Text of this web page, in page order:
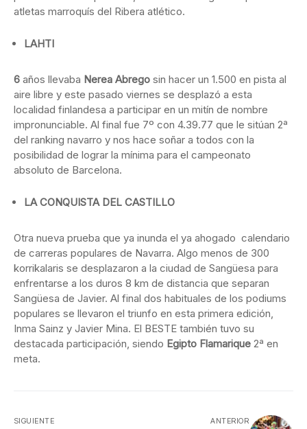
atletas marroquís del Ribera atlético.
LAHTI
6 años llevaba Nerea Abrego sin hacer un 1.500 en pista al
aire libre y este pasado viernes se desplazó a esta
localidad finlandesa a participar en un mitín de nombre
impronunciable. Al final fue 7º con 4.39.77 que le sitúan 2ª
del ranking navarro y nos hace soñar a todos con la
posibilidad de lograr la mínima para el campeonato
absoluto de Barcelona.
LA CONQUISTA DEL CASTILLO
Otra nueva prueba que ya inunda el ya ahogado calendario
de carreras populares de Navarra. Algo menos de 300
korrikalaris se desplazaron a la ciudad de Sangüesa para
enfrentarse a los duros 8 km de distancia que separan
Sangüesa de Javier. Al final dos habituales de los podiums
populares se llevaron el triunfo en esta primera edición,
Inma Sainz y Javier Mina. El BESTE también tuvo su
destacada participación, siendo Egipto Flamarique 2ª en
meta.
SIGUIENTE ANTERIOR